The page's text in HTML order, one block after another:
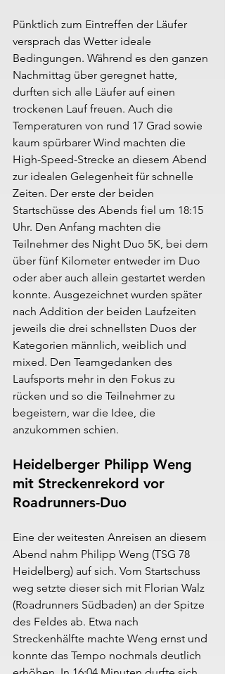
Pünktlich zum Eintreffen der Läufer
versprach das Wetter ideale
Bedingungen. Während es den ganzen
Nachmittag über geregnet hatte,
durften sich alle Läufer auf einen
trockenen Lauf freuen. Auch die
Temperaturen von rund 17 Grad sowie
kaum spürbarer Wind machten die
High-Speed-Strecke an diesem Abend
zur idealen Gelegenheit für schnelle
Zeiten. Der erste der beiden
Startschüsse des Abends fiel um 18:15
Uhr. Den Anfang machten die
Teilnehmer des Night Duo 5K, bei dem
über fünf Kilometer entweder im Duo
oder aber auch allein gestartet werden
konnte. Ausgezeichnet wurden später
nach Addition der beiden Laufzeiten
jeweils die drei schnellsten Duos der
Kategorien männlich, weiblich und
mixed. Den Teamgedanken des
Laufsports mehr in den Fokus zu
rücken und so die Teilnehmer zu
begeistern, war die Idee, die
anzukommen schien.
Heidelberger Philipp Weng
mit Streckenrekord vor
Roadrunners-Duo
Eine der weitesten Anreisen an diesem
Abend nahm Philipp Weng (TSG 78
Heidelberg) auf sich. Vom Startschuss
weg setzte dieser sich mit Florian Walz
(Roadrunners Südbaden) an der Spitze
des Feldes ab. Etwa nach
Streckenhälfte machte Weng ernst und
konnte das Tempo nochmals deutlich